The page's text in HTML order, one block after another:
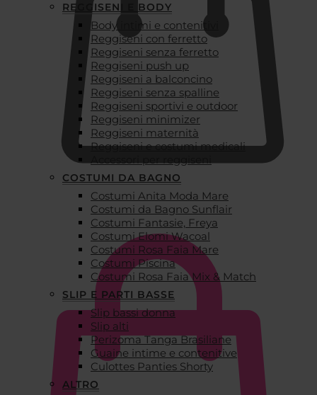
REGGISENI E BODY
Body intimi e contenitivi
Reggiseni con ferretto
Reggiseni senza ferretto
Reggiseni push up
Reggiseni a balconcino
Reggiseni senza spalline
Reggiseni sportivi e outdoor
Reggiseni minimizer
Reggiseni maternità
Reggiseni e costumi medicali
Accessori per reggiseni
COSTUMI DA BAGNO
Costumi Anita Moda Mare
Costumi da Bagno Sunflair
Costumi Fantasie, Freya
Costumi Elomi Wacoal
Costumi Rosa Faia Mare
Costumi Piscina
Costumi Rosa Faia Mix & Match
SLIP E PARTI BASSE
Slip bassi donna
Slip alti
Perizoma Tanga Brasiliane
Guaine intime e contenitive
Culottes Panties Shorty
ALTRO